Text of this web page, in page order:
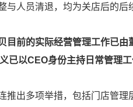
与人员清退，均为关店后的后
目前的实际经营管理工作已
已以CEO身份主持日常管理工
推出多项举措，包括门店管